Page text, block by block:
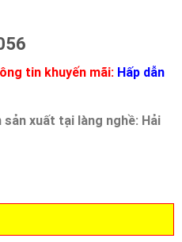
tin khuyến mãi: Hấp dẫn
sản xuất tại làng nghề: Hải